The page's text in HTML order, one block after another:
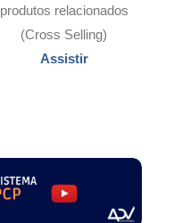
produtos relacionados
(Cross Selling)
Assistir